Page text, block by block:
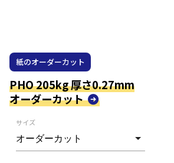
紙のオーダーカット
PHO 205kg 厚さ0.27mm
オーダーカット
サイズ